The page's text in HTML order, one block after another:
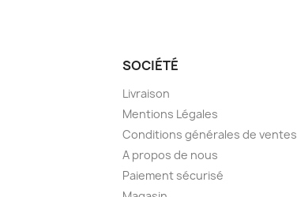
SOCIÉTÉ
Livraison
Mentions Légales
Conditions générales de ventes
A propos de nous
Paiement sécurisé